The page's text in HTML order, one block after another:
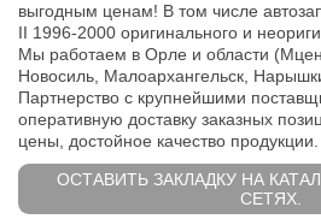
выгодным ценам! В том числе
II 1996-2000 оригинального и
Мы работаем в Орле и области
Новосиль, Малоархангельск,
Партнерство с крупнейшими
оперативную доставку заказных
цены, достойное качество продукции.
ОСТАВИТЬ ЗАКЛАДКУ НА
СЕТЯХ.